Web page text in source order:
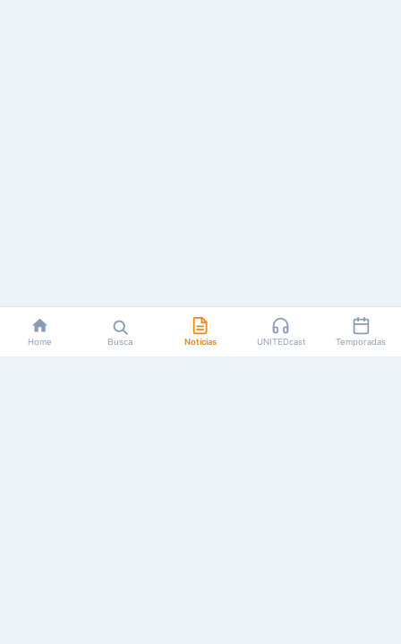
Home Busca Notícias UNITEDcast Temporadas